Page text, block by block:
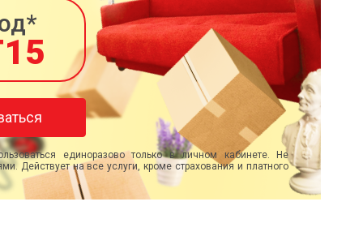
единоразово только в личном кабинете. Не
Действует на все услуги, кроме страхования и платного